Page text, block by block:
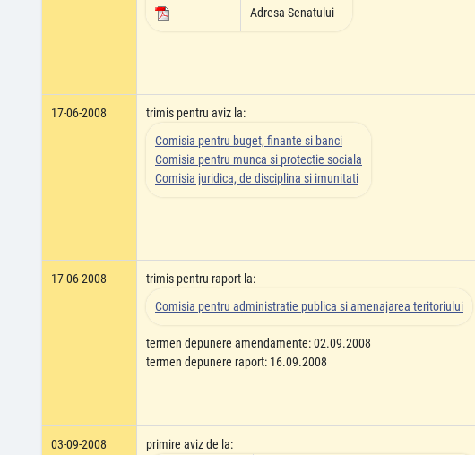
Adresa Senatului
17-06-2008
trimis pentru aviz la:
Comisia pentru buget, finante si banci
Comisia pentru munca si protectie sociala
Comisia juridica, de disciplina si imunitati
17-06-2008
trimis pentru raport la:
Comisia pentru administratie publica si amenajarea teritoriului
termen depunere amendamente: 02.09.2008
termen depunere raport: 16.09.2008
03-09-2008
primire aviz de la: